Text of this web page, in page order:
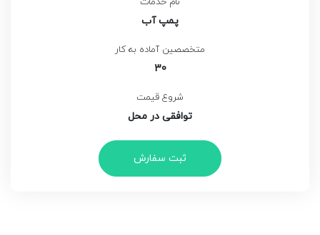
پمپ آب
متخصصین آماده به کار
30
شروع قیمت
توافقی در محل
ثبت سفارش